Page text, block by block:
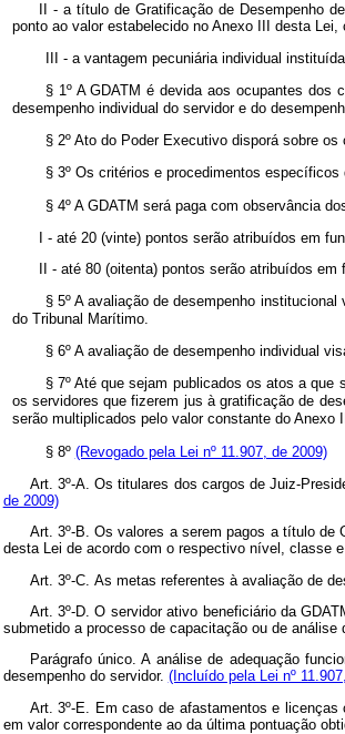
II - a título de Gratificação de Desempenho
ponto ao valor estabelecido no Anexo III desta
III - a vantagem pecuniária individual
§ 1º A GDATM é devida aos ocupantes
desempenho individual do servidor e do
§ 2º Ato do Poder Executivo disporá sobre
§ 3º Os critérios e procedimentos
§ 4º A GDATM será paga com observância
I - até 20 (vinte) pontos serão atribuídos em
II - até 80 (oitenta) pontos serão atribuídos
§ 5º A avaliação de desempenho
do Tribunal Marítimo.
§ 6º A avaliação de desempenho individual
§ 7º Até que sejam publicados os atos a
os servidores que fizerem jus à gratificação de
serão multiplicados pelo valor constante do
§ 8º (Revogado pela Lei nº 11.907, de 2009)
Art. 3º-A.Os titulares dos cargos de Juiz-
de 2009)
Art. 3º-B.Os valores a serem pagos a título de
desta Lei de acordo com o respectivo nível, classe e
Art. 3º-C. As metas referentes à avaliação de
Art. 3º-D.O servidor ativo beneficiário da
submetido a processo de capacitação ou de
Parágrafo único. A análise de adequação
desempenho do servidor. (Incluído pela Lei nº
Art. 3º-E.
Em caso de afastamentos e licenças
em valor correspondente ao da última pontuação